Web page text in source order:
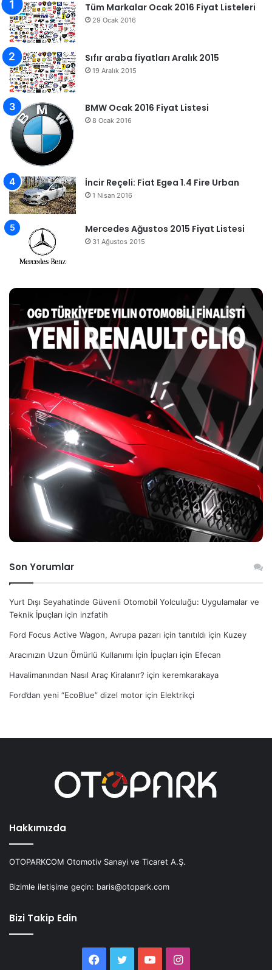
Tüm Markalar Ocak 2016 Fiyat Listeleri
29 Ocak 2016
Sıfır araba fiyatları Aralık 2015
19 Aralık 2015
BMW Ocak 2016 Fiyat Listesi
8 Ocak 2016
İncir Reçeli: Fiat Egea 1.4 Fire Urban
1 Nisan 2016
Mercedes Ağustos 2015 Fiyat Listesi
31 Ağustos 2015
Son Yorumlar
Yurt Dışı Seyahatinde Güvenli Otomobil Yolculuğu: Uygulamalar ve
Teknik İpuçları için inzfatih
Ford Focus Active Wagon, Avrupa pazarı için tanıtıldı için Kuzey
Aracınızın Uzun Ömürlü Kullanımı İçin İpuçları için Efecan
Havalimanından Nasıl Araç Kiralanır? için keremkarakaya
Ford’dan yeni “EcoBlue” dizel motor için Elektrikçi
Hakkımızda
OTOPARKCOM Otomotiv Sanayi ve Ticaret A.Ş.
Bizimle iletişime geçin: baris@otopark.com
Bizi Takip Edin
Facebook
Twitter YouTubeInstagram